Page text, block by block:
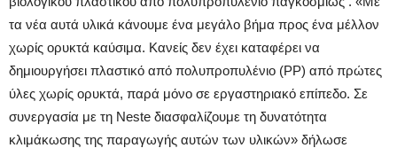
τα νέα αυτά υλικά κάνουμε ένα μεγάλο βήμα προς ένα μέλλον
χωρίς ορυκτά καύσιμα. Κανείς δεν έχει καταφέρει να
δημιουργήσει πλαστικό από πολυπροπυλένιο (PP) από πρώτες
ύλες χωρίς ορυκτά, παρά μόνο σε εργαστηριακό επίπεδο. Σε
συνεργασία με τη Neste διασφαλίζουμε τη δυνατότητα
κλιμάκωσης της παραγωγής αυτών των υλικών» δήλωσε